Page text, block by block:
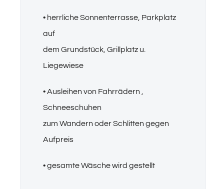
• herrliche Sonnenterrasse, Parkplatz
auf
dem Grundstück, Grillplatz u.
Liegewiese
• Ausleihen von Fahrrädern ,
Schneeschuhen
zum Wandern oder Schlitten gegen
Aufpreis
• gesamte Wäsche wird gestellt